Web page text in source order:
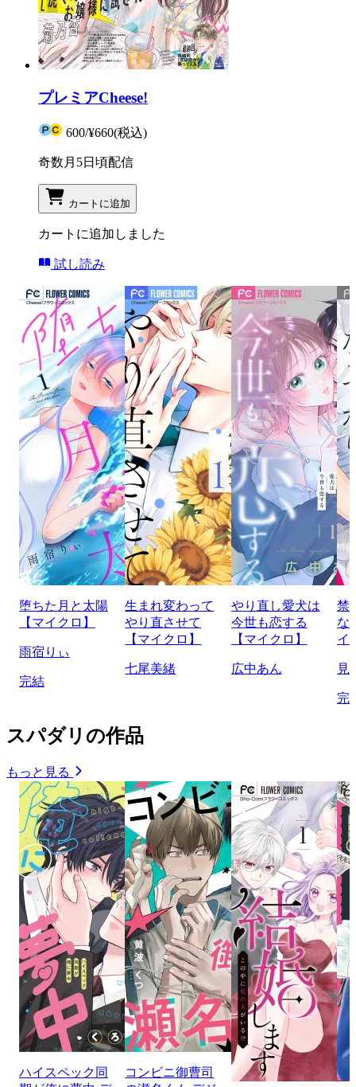
プレミアCheese!
600/¥660(税込)
奇数月5日頃配信
カートに追加
カートに追加しました
試し読み
堕ちた月と太陽
【マイクロ】
雨宿りぃ
完結
生まれ変わって
やり直させて
【マイクロ】
七尾美緒
やり直し愛犬は
今世も恋する
【マイクロ】
広中あん
禁
な
イ
見
完
スパダリの作品
もっと見る
ハイスペック同
コンビニ御曹司